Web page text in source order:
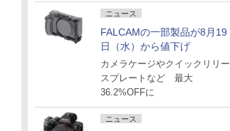
ニュース
FALCAMの一部製品が8月19
日（水）から値下げ
カメラケージやクイックリリー
スプレートなど 最大
36.2%OFFに
ニュース